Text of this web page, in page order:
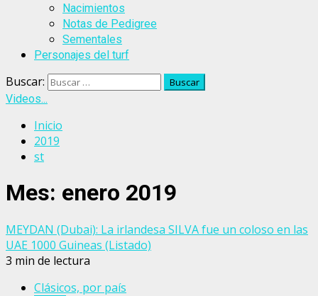
Nacimientos
Notas de Pedigree
Sementales
Personajes del turf
Buscar:
Videos...
Inicio
2019
st
Mes: enero 2019
MEYDAN (Dubai): La irlandesa SILVA fue un coloso en las
UAE 1000 Guineas (Listado)
3 min de lectura
Clásicos, por país